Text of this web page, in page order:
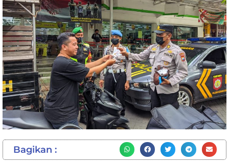
Bagikan :